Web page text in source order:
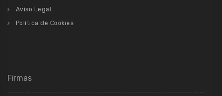
Aviso Legal
Política de Cookies
Firmas